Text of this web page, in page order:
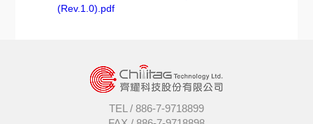
(Rev.1.0).pdf
TEL / 886-7-9718899